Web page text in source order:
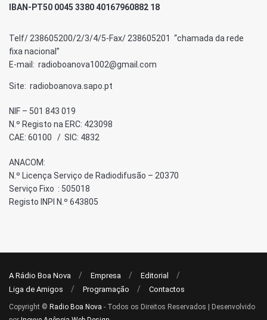
IBAN-PT50 0045 3380 40167960882 18
Telf/ 238605200/2/3/4/5-Fax/ 238605201 “chamada da rede
fixa nacional”
E-mail: radioboanova1002@gmail.com
Site: radioboanova.sapo.pt
NIF – 501 843 019
N.º Registo na ERC: 423098
CAE: 60100 / SIC: 4832
ANACOM:
N.º Licença Serviço de Radiodifusão – 20370
Serviço Fixo : 505018
Registo INPI N.º 643805
A Rádio Boa Nova Empresa
Editorial
Liga de Amigos
Programação Contactos
Copyright © Radio Boa Nova - Todos os Direitos Reservados | Desenvolvido